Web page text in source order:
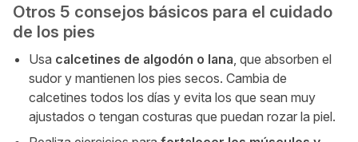
Otros 5 consejos básicos para el cuidado
de los pies
Usa calcetines de algodón o lana , que absorben el
sudor y mantienen los pies secos. Cambia de
calcetines todos los días y evita los que sean muy
ajustados o tengan costuras que puedan rozar la piel.